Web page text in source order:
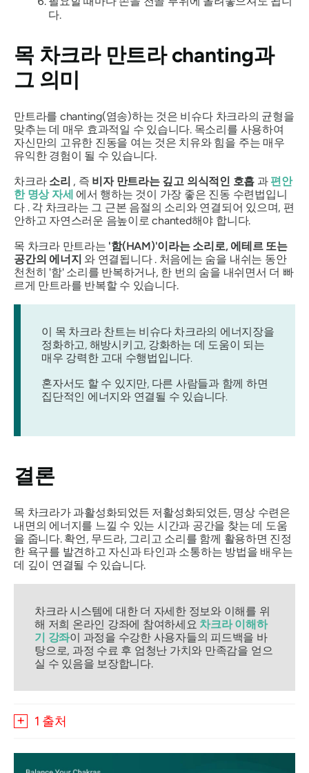
다.
목 차크라 만트라 chanting과
그 의미
만트라를 chanting(염송)하는 것은 비슈다 차크라의 균형을
맞추는 데 매우 효과적일 수 있습니다. 목소리를 사용하여
자신만의 고유한 진동을 여는 것은 치유와 힘을 주는 매우
유익한 경험이 될 수 있습니다.
차크라 소리 , 즉 비자 만트라는 깊고 의식적인 호흡 과 편안
한 명상 자세 에서 행하는 것이 가장 좋은 진동 수련법입니
다 . 각 차크라는 그 근본 음절의 소리와 연결되어 있으며, 편
안하고 자연스러운 음높이로 chanted해야 합니다.
목 차크라 만트라는 '함(HAM)'이라는 소리로, 에테르 또는
공간의 에너지 와 연결됩니다 . 처음에는 숨을 내쉬는 동안
천천히 '함' 소리를 반복하거나, 한 번의 숨을 내쉬면서 더 빠
르게 만트라를 반복할 수 있습니다.
이 목 차크라 찬트는 비슈다 차크라의 에너지장을
정화하고, 해방시키고, 강화하는 데 도움이 되는
매우 강력한 고대 수행법입니다.
혼자서도 할 수 있지만, 다른 사람들과 함께 하면
집단적인 에너지와 연결될 수 있습니다.
결론
목 차크라가 과활성화되었든 저활성화되었든, 명상 수련은
내면의 에너지를 느낄 수 있는 시간과 공간을 찾는 데 도움
을 줍니다. 확언, 무드라, 그리고 소리를 함께 활용하면 진정
한 욕구를 발견하고 자신과 타인과 소통하는 방법을 배우는
데 깊이 연결될 수 있습니다.
차크라 시스템에 대한 더 자세한 정보와 이해를 위
해 저희 온라인 강좌에 참여하세요 차크라 이해하
기 강좌이 과정을 수강한 사용자들의 피드백을 바
탕으로, 과정 수료 후 엄청난 가치와 만족감을 얻으
실 수 있음을 보장합니다.
1 출처